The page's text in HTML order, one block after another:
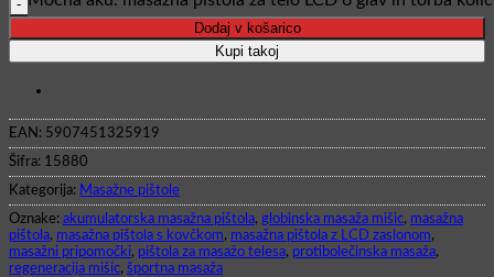
Dodaj v košarico
Kupi takoj
EAN: 5907451325919
Šifra: 15880
Kategorija: Masažne pištole
Oznake: akumulatorska masažna pištola, globinska masaža mišic, masažna
pištola, masažna pištola s kovčkom, masažna pištola z LCD zaslonom,
masažni pripomočki, pištola za masažo telesa, protibolečinska masaža,
regeneracija mišic, športna masaža